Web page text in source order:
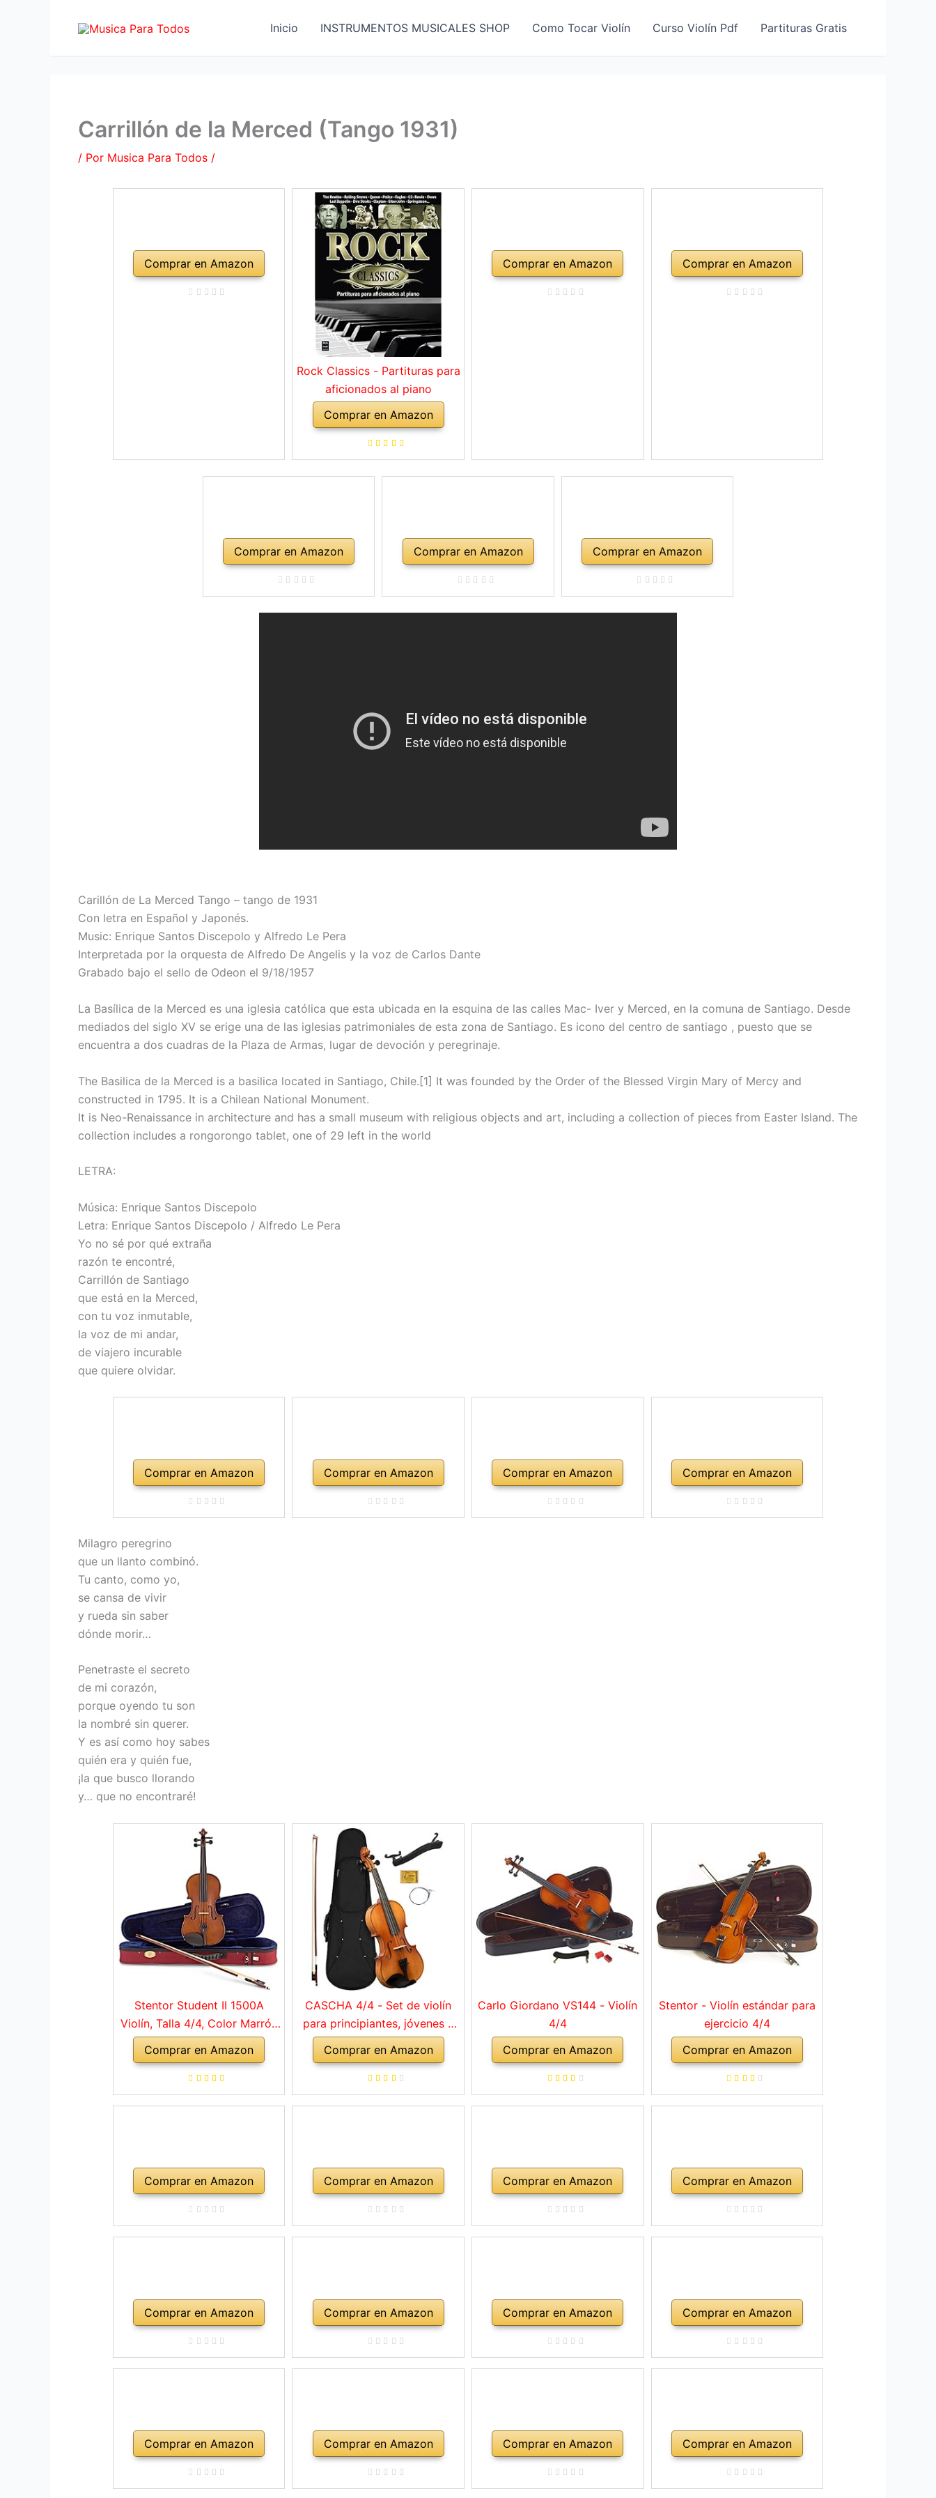
Inicio INSTRUMENTOS MUSICALES SHOP Como Tocar Violín Curso Violín Pdf Partituras Gratis
Carrillón de la Merced (Tango 1931)
/ Por Musica Para Todos /
Comprar en Amazon
Rock Classics - Partituras para
aficionados al piano
Comprar en Amazon
Comprar en Amazon Comprar en Amazon
Comprar en Amazon Comprar en Amazon Comprar en Amazon
Carillón de La Merced Tango – tango de 1931
Con letra en Español y Japonés.
Music: Enrique Santos Discepolo y Alfredo Le Pera
Interpretada por la orquesta de Alfredo De Angelis y la voz de Carlos Dante
Grabado bajo el sello de Odeon el 9/18/1957
La Basílica de la Merced es una iglesia católica que esta ubicada en la esquina de las calles Mac- Iver y Merced, en la comuna de Santiago. Desde
mediados del siglo XV se erige una de las iglesias patrimoniales de esta zona de Santiago. Es icono del centro de santiago , puesto que se
encuentra a dos cuadras de la Plaza de Armas, lugar de devoción y peregrinaje.
The Basilica de la Merced is a basilica located in Santiago, Chile.[1] It was founded by the Order of the Blessed Virgin Mary of Mercy and
constructed in 1795. It is a Chilean National Monument.
It is Neo-Renaissance in architecture and has a small museum with religious objects and art, including a collection of pieces from Easter Island. The
collection includes a rongorongo tablet, one of 29 left in the world
LETRA:
Música: Enrique Santos Discepolo
Letra: Enrique Santos Discepolo / Alfredo Le Pera
Yo no sé por qué extraña
razón te encontré,
Carrillón de Santiago
que está en la Merced,
con tu voz inmutable,
la voz de mi andar,
de viajero incurable
que quiere olvidar.
Comprar en Amazon Comprar en Amazon Comprar en Amazon Comprar en Amazon
Milagro peregrino
que un llanto combinó.
Tu canto, como yo,
se cansa de vivir
y rueda sin saber
dónde morir…
Penetraste el secreto
de mi corazón,
porque oyendo tu son
la nombré sin querer.
Y es así como hoy sabes
quién era y quién fue,
¡la que busco llorando
y… que no encontraré!
Stentor Student II 1500A
Violín, Talla 4/4, Color Marrón
Rojo
Comprar en Amazon
CASCHA 4/4 - Set de violín
para principiantes, jóvenes y
adultos, violín macizo con
arco, colofonia, cuerdas de
repuesto, soporte para
hombro, maletín, abeto natural
Comprar en Amazon
Carlo Giordano VS144 - Violín
4/4
Comprar en Amazon
Stentor - Violín estándar para
ejercicio 4/4
Comprar en Amazon
Comprar en Amazon Comprar en Amazon Comprar en Amazon Comprar en Amazon
Comprar en Amazon Comprar en Amazon Comprar en Amazon Comprar en Amazon
Comprar en Amazon Comprar en Amazon Comprar en Amazon Comprar en Amazon